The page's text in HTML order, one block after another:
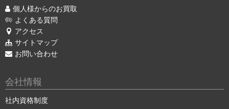
個人様からのお買取
よくある質問
アクセス
サイトマップ
お問い合わせ
会社情報
社内資格制度